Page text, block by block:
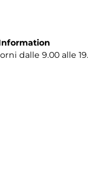
dalle 9.00 alle